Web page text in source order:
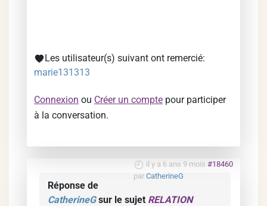
Les utilisateur(s) suivant ont remercié:
marie131313
Connexion ou Créer un compte pour participer
à la conversation.
il y a 6 ans 9 mois #18460
par CatherineG
Réponse de
CatherineGsur le sujet RELATION